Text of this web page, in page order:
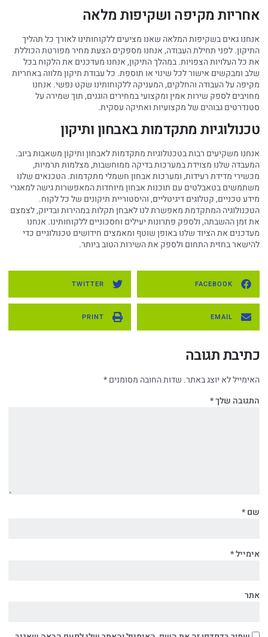
אחריות מקיפה ושקיפות מלאה
אנחנו גאים בשקיפות המלאה שאנו מציעים ללקוחותינו לאורך כל תהליך
התיקון. לפני תחילת העבודה, אנחנו מספקים הצעת מחיר מפורטת הכוללת
את כל העלויות הצפויות. במהלך התיקון, אנחנו מעדכנים את הלקוח בכל
שלב ומבקשים אישור לכל שינוי או תוספת. כל עבודת תיקון מלווה באחריות
מקיפה על העבודה והחלקים, המעניקה ללקוחותינו שקט נפשי. אנחנו
מחויבים לספק שירות אמין ומקצועי במחירים הוגנים, תוך שמירה על
סטנדרטים גבוהים של מקצועיות ואתיקה עסקית.
טכנולוגיות מתקדמות באבחון ותיקון
אנחנו משקיעים רבות בטכנולוגיות מתקדמות לאבחון ותיקון משאבות ביוב.
המעבדה שלנו מצוידת במערכות בדיקה ממוחשבות, מצלמות תרמיות,
מכשירי מדידת רעידות, ומערכות אבחון חשמלי מתקדמות. הטכנאים שלנו
משתמשים בטאבלטים עם תוכנות אבחון מיוחדות המאפשרות גישה למאגרי
מידע טכניים, קטלוגים דיגיטליים, והיסטוריית תיקונים של כל לקוח.
הטכנולוגיה המתקדמת מאפשרת לנו לאבחן תקלות במהירות ובדיוק, לצמצם
את זמן ההשבתה, ולספק פתרונות יעילים וחסכוניים ללקוחותינו. אנחנו
מעדכנים את הציוד שלנו באופן שוטף ומאמצים חידושים טכנולוגיים כדי
להישאר בחזית התחום ולספק את השירות הטוב ביותר.
FACEBOOK
TWITTER
EMAIL
PRINT
כתיבת תגובה
האימייל לא יוצג באתר. שדות החובה מסומנים*
התגובה שלך*
שם*
אימייל*
אתר